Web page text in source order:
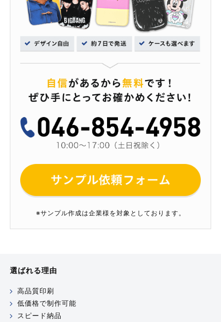
※サンプル作成は企業様を対象としております。
選ばれる理由
高品質印刷
低価格で制作可能
スピード納品